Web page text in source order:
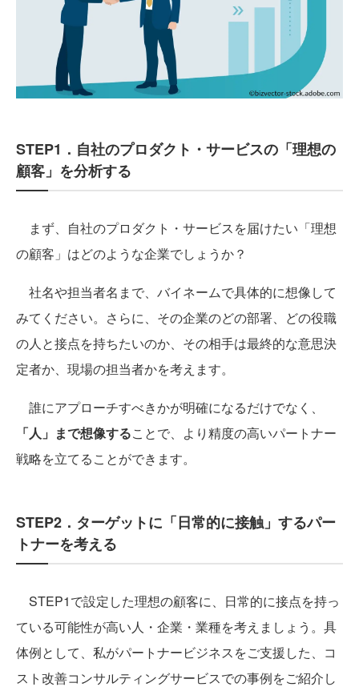
STEP1．自社のプロダクト・サービスの「理想の
顧客」を分析する
まず、自社のプロダクト・サービスを届けたい「理想
の顧客」はどのような企業でしょうか？
社名や担当者名まで、バイネームで具体的に想像して
みてください。さらに、その企業のどの部署、どの役職
の人と接点を持ちたいのか、その相手は最終的な意思決
定者か、現場の担当者かを考えます。
誰にアプローチすべきかが明確になるだけでなく、
「人」まで想像することで、より精度の高いパートナー
戦略を立てることができます。
STEP2．ターゲットに「日常的に接触」するパー
トナーを考える
STEP1で設定した理想の顧客に、日常的に接点を持っ
ている可能性が高い人・企業・業種を考えましょう。具
体例として、私がパートナービジネスをご支援した、コ
スト改善コンサルティングサービスでの事例をご紹介し